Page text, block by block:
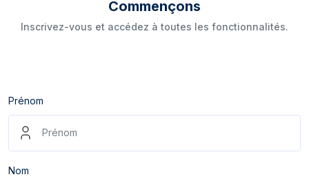
Commençons
Inscrivez-vous et accédez à toutes les fonctionnalités.
Prénom
Nom